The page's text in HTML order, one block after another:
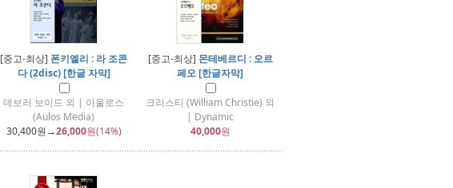
[중고-최상] 폰키엘리 : 라 조콘
다 (2disc) [한글 자막]
데보러 보이드 외 | 아울로스
(Aulos Media)
30,400원→26,000원(14%)
[중고-최상] 몬테베르디 : 오르
페오 [한글자막]
크리스티 (William Christie) 외
| Dynamic
40,000원